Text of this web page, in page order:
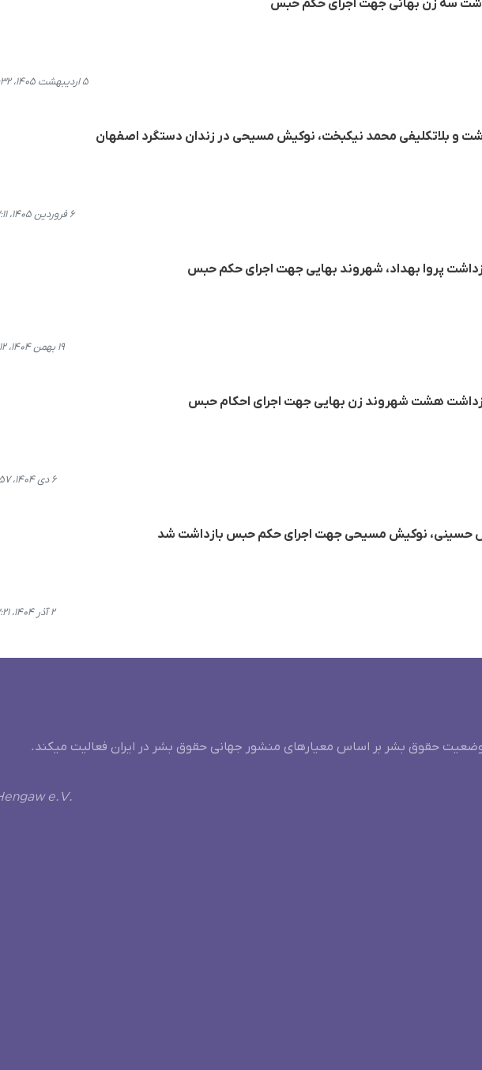
سه زن بهائی جهت اجرای حکم حبس
۵ اردیبهشت ۱۴۰۵، ۱۴:۳۲
و بلاتکلیفی محمد نیکبخت، نوکیش مسیحی در زندان دستگرد اصفهان
۶ فروردین ۱۴۰۵، ۲۳:۱۱
پروا بهداد، شهروند بهایی جهت اجرای حکم حبس
۱۹ بهمن ۱۴۰۴، ۱۸:۱۲
هشت شهروند زن بهایی جهت اجرای احکام حبس
۶ دی ۱۴۰۴، ۱۲:۵۷
حسینی، نوکیش مسیحی جهت اجرای حکم حبس بازداشت شد
۲ آذر ۱۴۰۴، ۲۳:۲۱
وضعیت حقوق بشر بر اساس معیارهای منشور جهانی حقوق بشر در ایران فعالیت میکند.
e.V.